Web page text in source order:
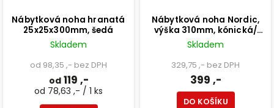
Nábytková noha hranatá
25x25x300mm, šedá
Skladem
od 98,35 ,- bez DPH
od119 ,-
od 78,63 ,- / 1 ks
Nábytková noha Nordic,
výška 310mm, kónická/
šikmá, buk lakovaný
Skladem
329,75 ,- bez DPH
399 ,-
DO KOŠÍKU